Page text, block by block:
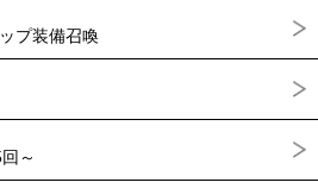
プ装備召喚
～